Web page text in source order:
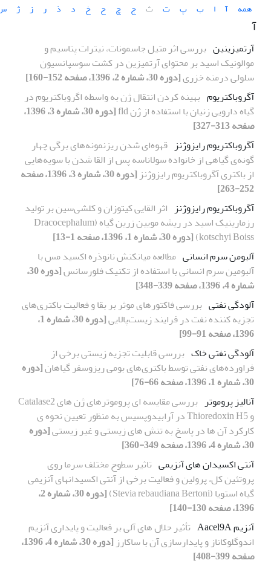
همه آ ا ب پ ت ث ج چ ح خ د ذ ر ز ژ
آ
آرتمیزینین بررسی اثر متیل جاسمونات، نیترات پتاسیم و
موالونیک اسید بر محتوای آرتمیزین در کشت سوسپانسیون
سلولی درمنه خزری[دوره 30، شماره 2، 1396، صفحه 152-160]
آگروباکتریوم بهینه کردن انتقال ژن به واسطه اگروباکتریوم در
گیاه دارویی زنیان با استفاده از ژن fld
[دوره 30، شماره 3، 1396،
صفحه 313-327]
آگروباکتریوم رایزوژنز قهوه‌ای شدن ریزنمونه‌های برگی چهار
گونه‌ی گیاهی از خانواده سولاناسه پس از القا شدن با سویه‌هایی
از باکتری آگروباکتریوم رایزوژنز
[دوره 30، شماره 3، 1396، صفحه
252-263]
آگروباکتریوم رایزوژنز اثر القایی کیتوزان و کلشی‌سین بر تولید
رزمارینیک اسید در ریشه مویین زرین گیاه (Dracocephalum
kotschyi Boiss) [دوره 30، شماره 1، 1396، صفحه 1-13]
آلبومن سرم انسانی مطالعه میانکنش نانوذره اکسید مس با
آلبومین سرم انسانی با استفاده از تکنیک فلورسانس
[دوره 30،
شماره 4، 1396، صفحه 339-348]
آلودگی نفتی بررسی فاکتورهای موثر بر بقا و فعالیت باکتری‌های
تجزیه کننده نفت در فرایند زیست‌پالایی
[دوره 30، شماره 1،
1396، صفحه 91-99]
آلودگی نفتی خاک بررسی قابلیت تجزیه زیستی برخی از
فراورده‌های نفتی توسط باکتری‌های بومی ریزوسفر گیاهان[دوره
30، شماره 1، 1396، صفحه 66-76]
آنالیز پروموتر
بررسی مقایسه ای پروموترهای ژن های Catalase2
و Thioredoxin H5 در آرابیدوپسیس به منظور تعیین نحوه ی
کارکرد آن ها در پاسخ به تنش های زیستی و غیر زیستی[دوره
30، شماره 4، 1396، صفحه 349-360]
آنتی اکسیدان های آنزیمی تاثیر سطوح مختلف سرما روی
پروتئین کل، پرولین و فعالیت برخی از آنتی اکسیدانهای آنزیمی
گیاه استویا (Stevia rebaudiana Bertoni)
[دوره 30، شماره 2،
1396، صفحه 130-140]
آنزیم Aacel9A
تأثیر حلال های آلی بر فعالیت و پایداری آنزیم
اندوگلوکاناز و پایدارسازی آن با ساکارز
[دوره 30، شماره 4، 1396،
صفحه 399-408]